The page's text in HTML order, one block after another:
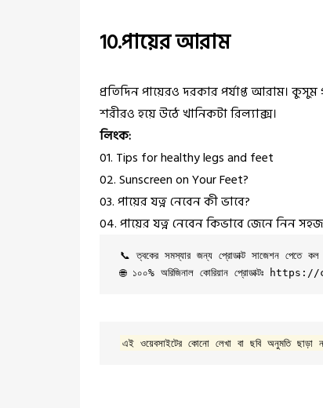
10.পায়ের আরাম
প্রতিদিন পায়েরও দরকার পর্যাপ্ত আরাম।
শরীরও হয়ে উঠে খানিকটা রিল্যাক্স।
লিংক:
01. Tips for healthy legs and feet
02.Sunscreen on Your Feet?
03.পায়ের যত্ন নেবেন কী ভাবে?
04.পায়ের যত্ন নেবেন কিভাবে জেনে নিন
📞 ত্বকের সমস্যার জন্য প্রোডাক্ট সাজেশন
🌐 ১০০% অরিজিনাল কোরিয়ান প্রোডাক্টঃ
https://
এই ওয়েবসাইটের কোনো লেখা বা ছবি অনুমতি